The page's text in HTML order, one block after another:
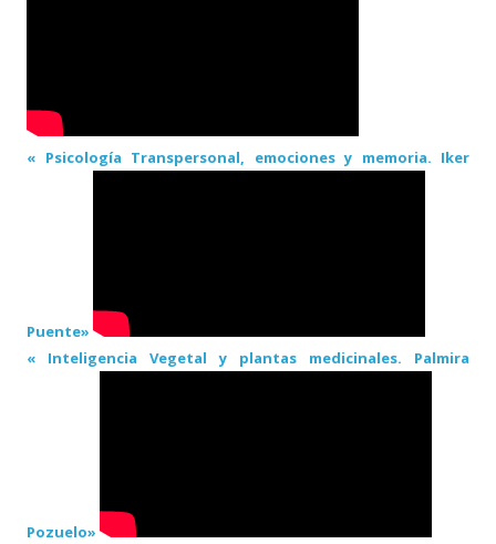
« Psicología Transpersonal, emociones y memoria. Iker
Puente»
« Inteligencia Vegetal y plantas medicinales. Palmira
Pozuelo»